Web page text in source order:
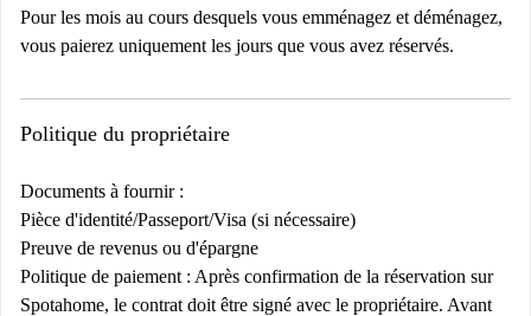
Pour les mois au cours desquels vous emménagez et déménagez,
vous paierez uniquement les jours que vous avez réservés.
Politique du propriétaire
Documents à fournir :
Pièce d'identité/Passeport/Visa (si nécessaire)
Preuve de revenus ou d'épargne
Politique de paiement : Après confirmation de la réservation sur
Spotahome, le contrat doit être signé avec le propriétaire. Avant